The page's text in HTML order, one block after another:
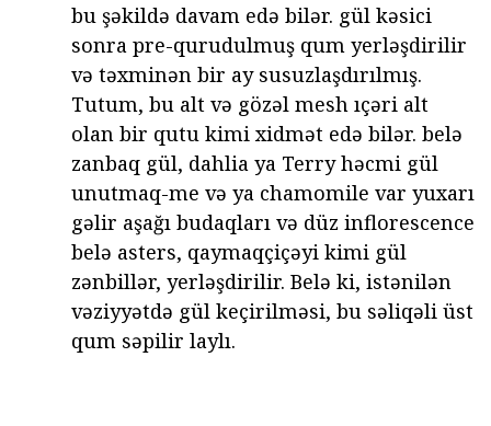
bu şəkildə davam edə bilər. gül kəsici
sonra pre-qurudulmuş qum yerləşdirilir
və təxminən bir ay susuzlaşdırılmış.
Tutum, bu alt və gözəl mesh ıçəri alt
olan bir qutu kimi xidmət edə bilər. belə
zanbaq gül, dahlia ya Terry həcmi gül
unutmaq-me və ya chamomile var yuxarı
gəlir aşağı budaqları və düz inflorescence
belə asters, qaymaqçiçəyi kimi gül
zənbillər, yerləşdirilir. Belə ki, istənilən
vəziyyətdə gül keçirilməsi, bu səliqəli üst
qum səpilir laylı.